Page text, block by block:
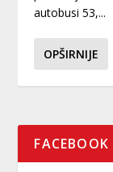
autobusi 53,...
OPŠIRNIJE
FACEBOOK